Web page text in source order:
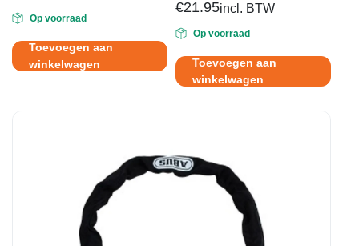
Op voorraad
Toevoegen aan
winkelwagen
€21.95incl. BTW
Op voorraad
Toevoegen aan
winkelwagen